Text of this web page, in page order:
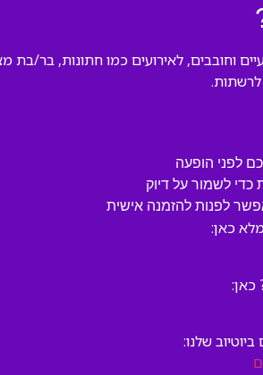
וחובבים, לאירועים כמו חתונות, בר/בת
לרשתות.
כדי לשמור על דיוק
לפנות להזמנה אישית
כאן:
כאן:
שלנו: